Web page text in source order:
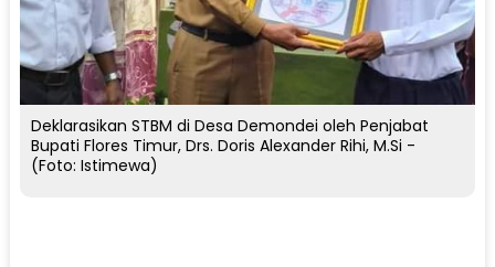
Deklarasikan STBM di Desa Demondei oleh Penjabat
Bupati Flores Timur, Drs. Doris Alexander Rihi, M.Si -
(Foto: Istimewa)